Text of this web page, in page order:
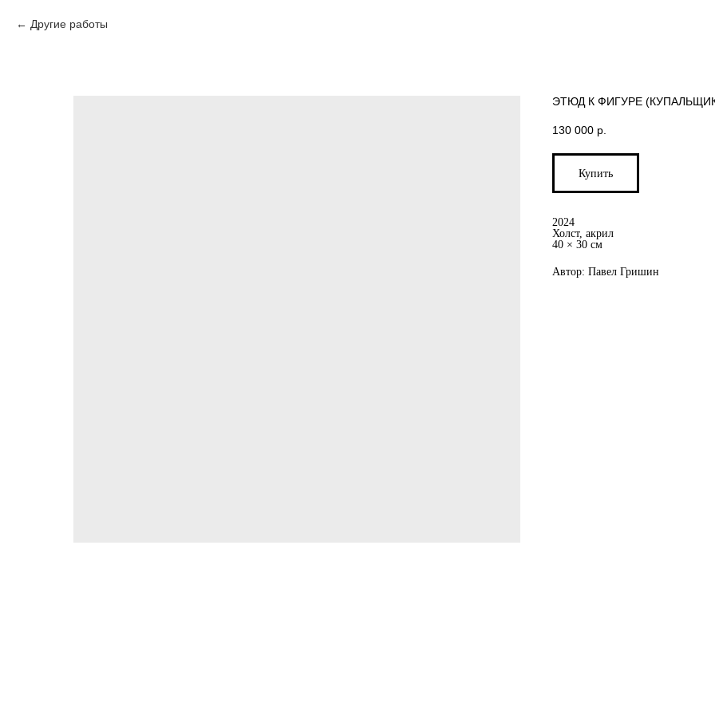
Другие работы
ЭТЮД К ФИГУРЕ
130 000 р.
Купить
2024
Холст, акрил
40 × 30 см
Автор: Павел Гришин